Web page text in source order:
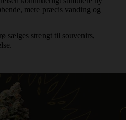
mere præcis vanding og
sælges strengt til souvenirs,